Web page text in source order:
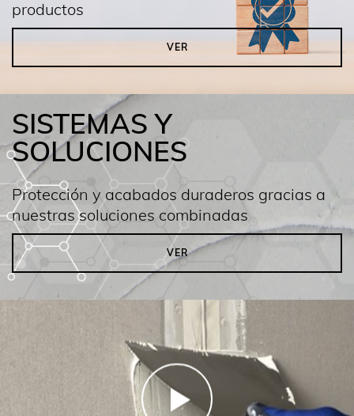
productos
VER
SISTEMAS Y
SOLUCIONES
Protección y acabados duraderos gracias a
nuestras soluciones combinadas
VER